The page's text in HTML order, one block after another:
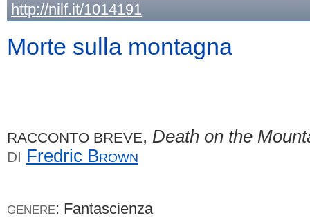
http://nilf.it/1014191
Morte sulla montagna
RACCONTO BREVE, Death on the
DI Fredric Brown
GENERE: Fantascienza